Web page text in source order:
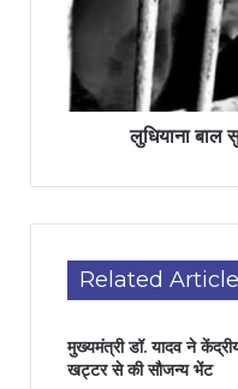
लुधियाना बाल
Related
मुख्यमंत्री डॉ. यादव ने
खट्टर से की सौजन्य भेंट